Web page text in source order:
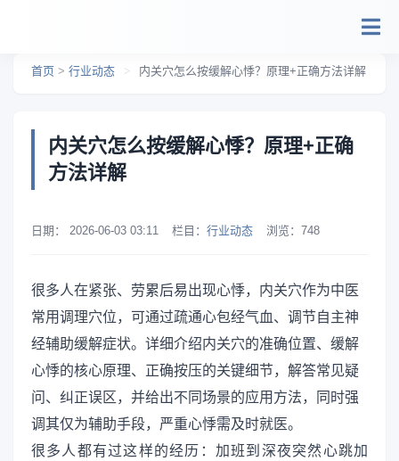
首页 > 行业动态 > 内关穴怎么按缓解心悸？原理+正确方法详解
内关穴怎么按缓解心悸？原理+正确
方法详解
日期： 2026-06-03 03:11 栏目： 行业动态 浏览： 748
很多人在紧张、劳累后易出现心悸，内关穴作为中医
常用调理穴位，可通过疏通心包经气血、调节自主神
经辅助缓解症状。详细介绍内关穴的准确位置、缓解
心悸的核心原理、正确按压的关键细节，解答常见疑
问、纠正误区，并给出不同场景的应用方法，同时强
调其仅为辅助手段，严重心悸需及时就医。
很多人都有过这样的经历：加班到深夜突然心跳加